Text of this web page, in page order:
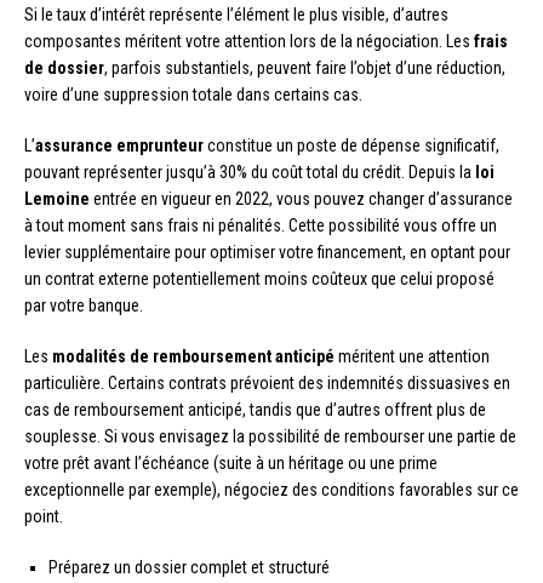
Si le taux d’intérêt représente l’élément le plus visible, d’autres
composantes méritent votre attention lors de la négociation. Les frais
de dossier, parfois substantiels, peuvent faire l’objet d’une réduction,
voire d’une suppression totale dans certains cas.
L’assurance emprunteurconstitue un poste de dépense significatif,
pouvant représenter jusqu’à 30% du coût total du crédit. Depuis la loi
Lemoine entrée en vigueur en 2022, vous pouvez changer d’assurance
à tout moment sans frais ni pénalités. Cette possibilité vous offre un
levier supplémentaire pour optimiser votre financement, en optant pour
un contrat externe potentiellement moins coûteux que celui proposé
par votre banque.
Les modalités de remboursement anticipé méritent une attention
particulière. Certains contrats prévoient des indemnités dissuasives en
cas de remboursement anticipé, tandis que d’autres offrent plus de
souplesse. Si vous envisagez la possibilité de rembourser une partie de
votre prêt avant l’échéance (suite à un héritage ou une prime
exceptionnelle par exemple), négociez des conditions favorables sur ce
point.
Préparez un dossier complet et structuré